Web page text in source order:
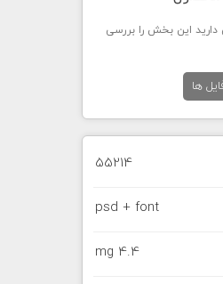
این بخش را بررسی
ها
55214
psd + font
4.4 mg